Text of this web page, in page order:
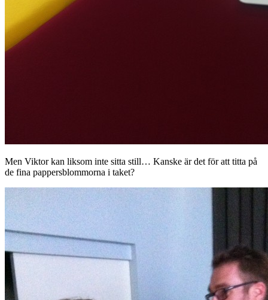
Men Viktor kan liksom inte sitta still… Kanske är det för att titta på
de fina pappersblommorna i taket?